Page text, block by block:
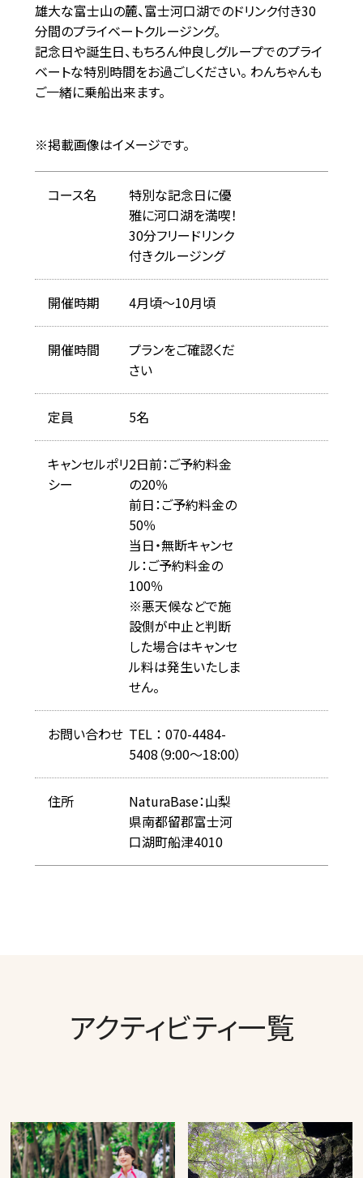
雄大な富士山の麓、富士河口湖でのドリンク付き30
分間のプライベートクルージング。
記念日や誕生日、もちろん仲良しグループでのプライ
ベートな特別時間をお過ごしください。 わんちゃんも
ご一緒に乗船出来ます。
※掲載画像はイメージです。
コース名
特別な記念日に優
雅に河口湖を満喫！
30分フリードリンク
付きクルージング
開催時期 4月頃～10月頃
開催時間
プランをご確認くだ
さい
定員 5名
キャンセルポリ
シー
2日前：ご予約料金
の20％
前日：ご予約料金の
50％
当日・無断キャンセ
ル：ご予約料金の
100％
※悪天候などで施
設側が中止と判断
した場合はキャンセ
ル料は発生いたしま
せん。
お問い合わせ TEL ： 070-4484-
5408（9:00〜18:00）
住所
NaturaBase：山梨
県南都留郡富士河
口湖町船津4010
アクティビティ一覧